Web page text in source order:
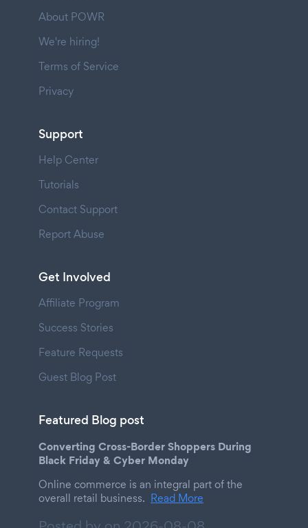
About POWR
We're hiring!
Terms of Service
Privacy
Support
Help Center
Tutorials
Contact Support
Report Abuse
Get Involved
Affiliate Program
Success Stories
Feature Requests
Guest Blog Post
Featured Blog post
Converting Cross-Border Shoppers During
Black Friday & Cyber Monday
Online commerce is an integral part of the
overall retail business. Read More